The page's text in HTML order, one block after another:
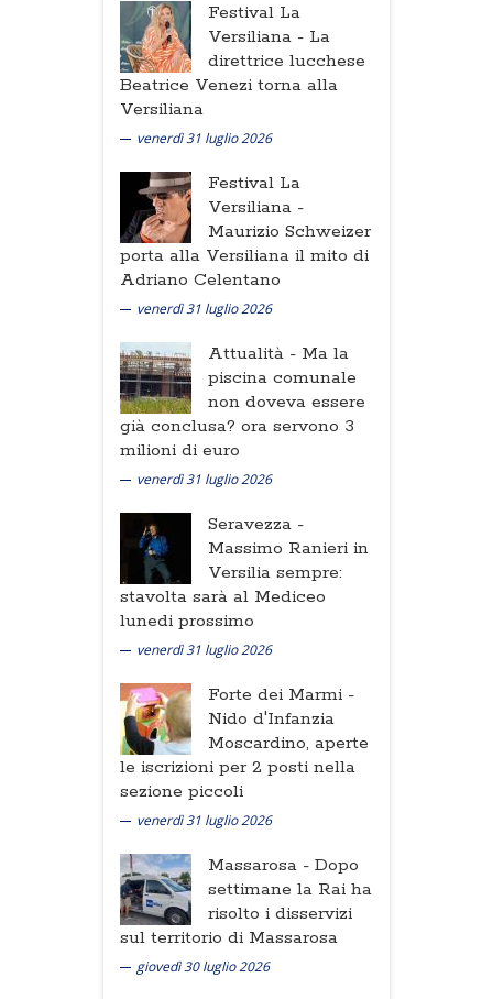
Festival La
Versiliana - La
direttrice lucchese
Beatrice Venezi torna alla
Versiliana
venerdì 31 luglio 2026
Festival La
Versiliana -
Maurizio Schweizer
porta alla Versiliana il mito di
Adriano Celentano
venerdì 31 luglio 2026
Attualità - Ma la
piscina comunale
non doveva essere
già conclusa? ora servono 3
milioni di euro
venerdì 31 luglio 2026
Seravezza -
Massimo Ranieri in
Versilia sempre:
stavolta sarà al Mediceo
lunedi prossimo
venerdì 31 luglio 2026
Forte dei Marmi -
Nido d'Infanzia
Moscardino, aperte
le iscrizioni per 2 posti nella
sezione piccoli
venerdì 31 luglio 2026
Massarosa - Dopo
settimane la Rai ha
risolto i disservizi
sul territorio di Massarosa
giovedì 30 luglio 2026